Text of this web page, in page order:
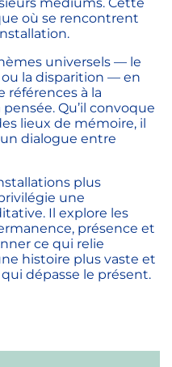
où se rencontrent
universels — le
ou la disparition — en
références à la
Qu’il convoque
lieux de mémoire, il
dialogue entre
plus
une
Il explore les
présence et
ce qui relie
histoire plus vaste et
dépasse le présent.